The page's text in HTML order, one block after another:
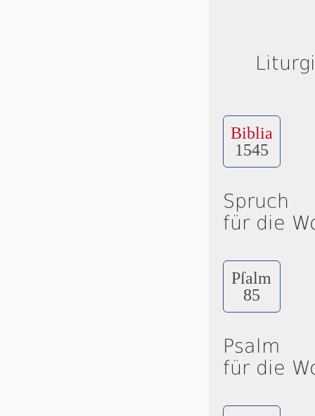
Biblia
1545
Spruch
für die
Pſalm
85
Psalm
für die